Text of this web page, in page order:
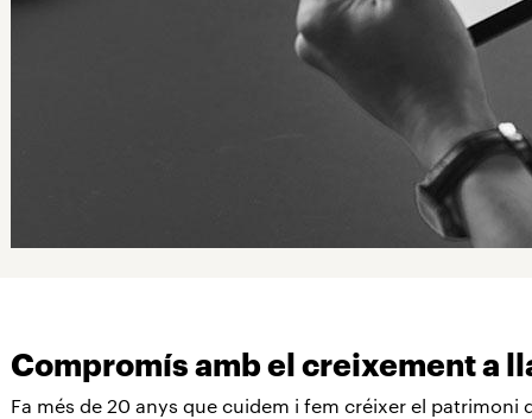
Compromís amb el creixement a
Fa més de 20 anys que cuidem i fem créixer el